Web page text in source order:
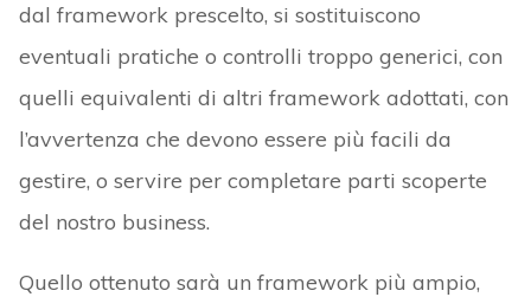
dal framework prescelto, si sostituiscono
eventuali pratiche o controlli troppo generici, con
quelli equivalenti di altri framework adottati, con
l’avvertenza che devono essere più facili da
gestire, o servire per completare parti scoperte
del nostro business.
Quello ottenuto sarà un framework più ampio,